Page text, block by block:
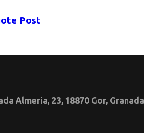
Post
Almeria, 23, 18870 Gor, Granada